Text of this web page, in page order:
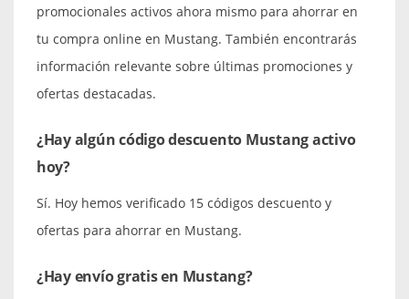
promocionales activos ahora mismo para ahorrar en
tu compra online en Mustang. También encontrarás
información relevante sobre últimas promociones y
ofertas destacadas.
¿Hay algún código descuento Mustang activo
hoy?
Sí. Hoy hemos verificado 15 códigos descuento y
ofertas para ahorrar en Mustang.
¿Hay envío gratis en Mustang?